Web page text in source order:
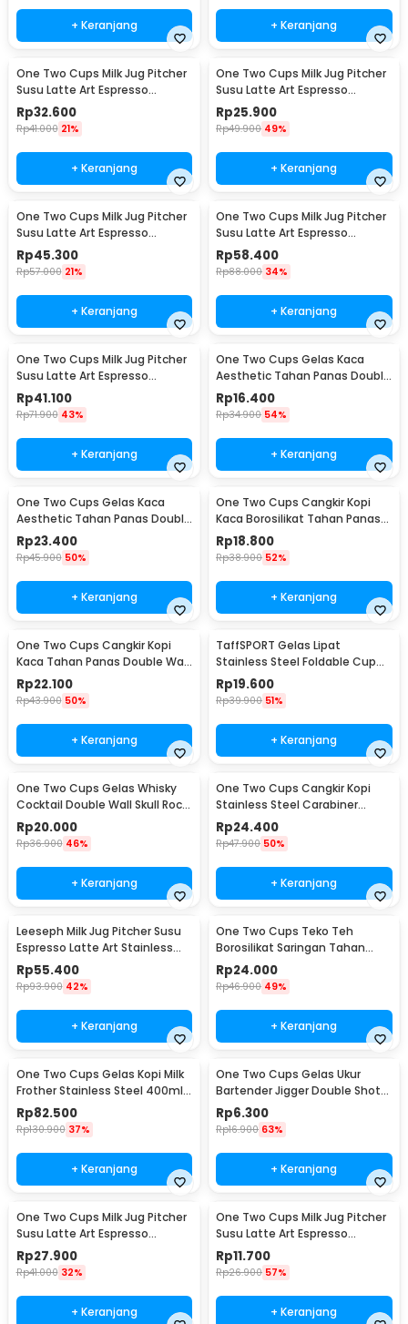
+ Keranjang + Keranjang
One Two Cups Milk Jug Pitcher
Susu Latte Art Espresso
Stainless Steel 350ml - J068
Rp32.600
Rp41.000 21%
+ Keranjang
One Two Cups Milk Jug Pitcher
Susu Latte Art Espresso
Stainless Steel 150ml - J068
Rp25.900
Rp49.900 49%
+ Keranjang
One Two Cups Milk Jug Pitcher
Susu Latte Art Espresso
Stainless Steel 600ml - J068
Rp45.300
Rp57.000 21%
+ Keranjang
One Two Cups Milk Jug Pitcher
Susu Latte Art Espresso
Stainless Steel 900ml - J068
Rp58.400
Rp88.000 34%
+ Keranjang
One Two Cups Milk Jug Pitcher
Susu Latte Art Espresso
Stainless Steel 350ml - 10084
Rp41.100
Rp71.900 43%
+ Keranjang
One Two Cups Gelas Kaca
Aesthetic Tahan Panas Double
Wall Glass 250ml - PLY1704
Rp16.400
Rp34.900 54%
+ Keranjang
One Two Cups Gelas Kaca
Aesthetic Tahan Panas Double
Wall Glass 433ml - PLY1704
Rp23.400
Rp45.900 50%
+ Keranjang
One Two Cups Cangkir Kopi
Kaca Borosilikat Tahan Panas
Double Wall Cup 160ml
Rp18.800
Rp38.900 52%
+ Keranjang
One Two Cups Cangkir Kopi
Kaca Tahan Panas Double Wall
Cup 180ml - DOME240
Rp22.100
Rp43.900 50%
+ Keranjang
TaffSPORT Gelas Lipat
Stainless Steel Foldable Cup
Carabiner 240ml - F180
Rp19.600
Rp39.900 51%
+ Keranjang
One Two Cups Gelas Whisky
Cocktail Double Wall Skull Rock
Glass 150ml - SG-02
Rp20.000
Rp36.900 46%
+ Keranjang
One Two Cups Cangkir Kopi
Stainless Steel Carabiner
Camping Cup 220ml - C125
Rp24.400
Rp47.900 50%
+ Keranjang
Leeseph Milk Jug Pitcher Susu
Espresso Latte Art Stainless
Steel 600ml - L-2016
Rp55.400
Rp93.900 42%
+ Keranjang
One Two Cups Teko Teh
Borosilikat Saringan Tahan
Panas Teapot 500ml - TP-757
Rp24.000
Rp46.900 49%
+ Keranjang
One Two Cups Gelas Kopi Milk
Frother Stainless Steel 400ml -
WZ0011
Rp82.500
Rp130.900 37%
+ Keranjang
One Two Cups Gelas Ukur
Bartender Jigger Double Shot
15ml and 30ml - LE2
Rp6.300
Rp16.900 63%
+ Keranjang
One Two Cups Milk Jug Pitcher
Susu Latte Art Espresso
Stainless Steel 200ml - J068
Rp27.900
Rp41.000 32%
+ Keranjang
One Two Cups Milk Jug Pitcher
Susu Latte Art Espresso
Stainless Steel 1oz - S06HG
Rp11.700
Rp26.900 57%
+ Keranjang